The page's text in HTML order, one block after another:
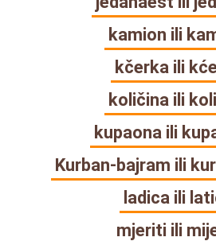
kamion ili
kčerka ili
količina ili
kupaona ili
Kurban-bajram ili
ladica ili
mjeriti ili